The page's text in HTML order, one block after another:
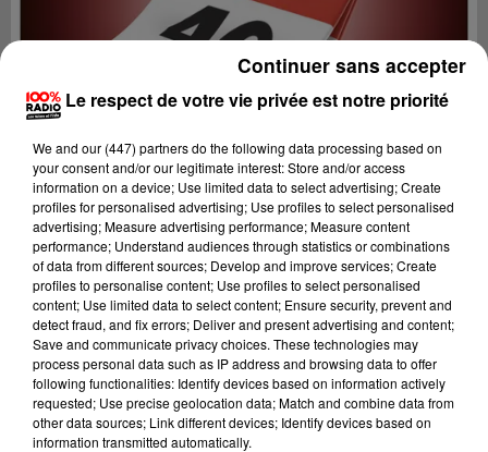
Lecture (1 min 14 sec)
100%
Le respect de votre vie privée est notre priorité
We and our (447) partnersdo the following data processing based on
your consent and/or our legitimate interest: Store and/or access
information on a device; Use limited data to select advertising; Create
profiles for personalised advertising; Use profiles to select personalised
advertising; Measure advertising performance; Measure content
performance; Understand audiences through statistics or combinations
of data from different sources; Develop and improve services; Create
profiles to personalise content; Use profiles to select personalised
content; Use limited data to select content; Ensure security, prevent and
detect fraud, and fix errors; Deliver and present advertising and content;
Save and communicate privacy choices. These technologies may
process personal data such as IP address and browsing data to offer
following functionalities: Identify devices based on information actively
requested; Use precise geolocation data; Match and combine data from
other data sources; Link different devices; Identify devices based on
information transmitted automatically.
Continuer sans accepter